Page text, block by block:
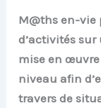
M@ths en-vie
d’activités
mise en
niveau afin
travers de